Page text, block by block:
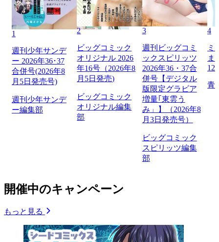
1
週刊少年サンデ
ー 2026年36･37
合併号(2026年8
月5日発売号)
週刊少年サンデ
ー編集部
2
ビッグコミック
オリジナル 2026
年16号（2026年8
月5日発売)
ビッグコミック
オリジナル編集
部
3
週刊ビッグコミ
ックスピリッツ
2026年36・37合
併号【デジタル
版限定グラビア
増量｢東雲う
み」】（2026年8
月3日発売号）
ビッグコミック
スピリッツ編集
部
4
ミ
ま
129
青
開催中のキャンペーン
もっと見る